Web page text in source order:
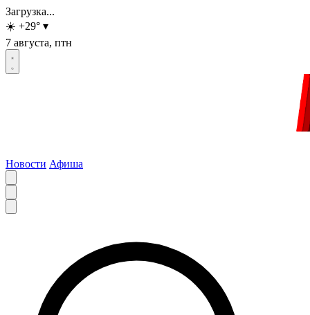
Загрузка...
☀️ +29° ▾
7 августа, птн
Новости Афиша